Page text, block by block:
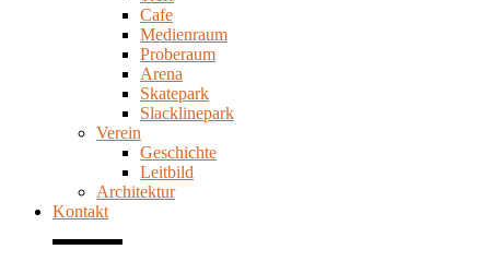
Cafe
Medienraum
Proberaum
Arena
Skatepark
Slacklinepark
Verein
Geschichte
Leitbild
Architektur
Kontakt